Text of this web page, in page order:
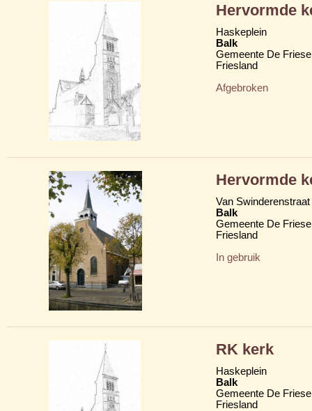
Hervormde
Haskeplein
Balk
Gemeente De
Friesland
Afgebroken
Hervormde
Van Swinderenstraat
Balk
Gemeente De
Friesland
In gebruik
RK kerk
Haskeplein
Balk
Gemeente De
Friesland